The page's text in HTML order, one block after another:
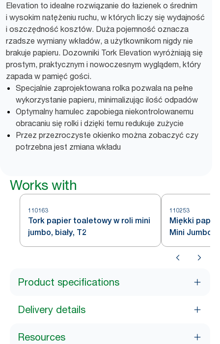
Elevation to idealne rozwiązanie do łazienek o średnim
i wysokim natężeniu ruchu, w których liczy się wydajność
i oszczędność kosztów. Duża pojemność oznacza
rzadsze wymiany wkładów, a użytkownikom nigdy nie
brakuje papieru. Dozowniki Tork Elevation wyróżniają się
prostym, praktycznym i nowoczesnym wyglądem, który
zapada w pamięć gości.
Specjalnie zaprojektowana rolka pozwala na pełne
wykorzystanie papieru, minimalizując ilość odpadów
Optymalny hamulec zapobiega niekontrolowanemu
obracaniu się rolki i dzięki temu redukuje zużycie
Przez przezroczyste okienko można zobaczyć czy
potrzebna jest zmiana wkładu
Works with
110163
Tork papier toaletowy w roli mini
jumbo, biały, T2
110253
Miękki
Mini Jumbo
Product specifications
Delivery details
Resources